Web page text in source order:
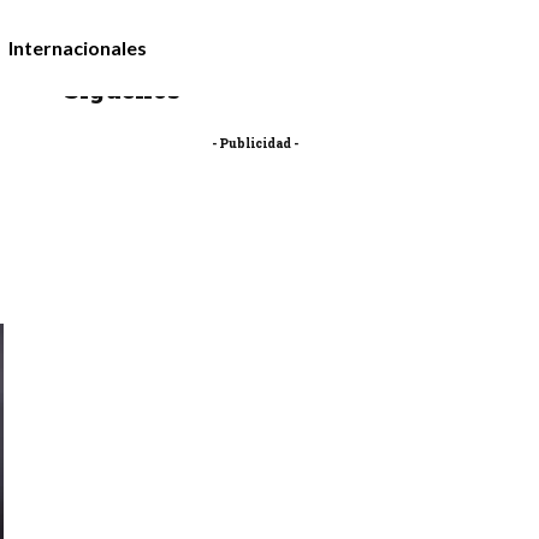
Internacionales
Síguenos
- Publicidad -